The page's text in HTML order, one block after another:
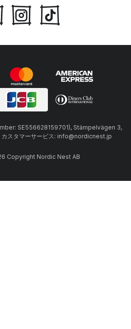
SE556628159701), Stämpelvägen 3,
スタマーサービス: info@nordicnest.jp
Copyright Nordic Nest AB